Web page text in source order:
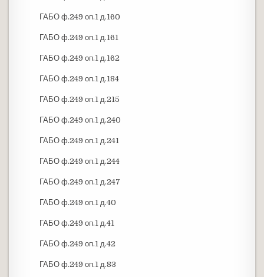
ГАБО ф.249 оп.1 д.160
ГАБО ф.249 оп.1 д.161
ГАБО ф.249 оп.1 д.162
ГАБО ф.249 оп.1 д.184
ГАБО ф.249 оп.1 д.215
ГАБО ф.249 оп.1 д.240
ГАБО ф.249 оп.1 д.241
ГАБО ф.249 оп.1 д.244
ГАБО ф.249 оп.1 д.247
ГАБО ф.249 оп.1 д.40
ГАБО ф.249 оп.1 д.41
ГАБО ф.249 оп.1 д.42
ГАБО ф.249 оп.1 д.83